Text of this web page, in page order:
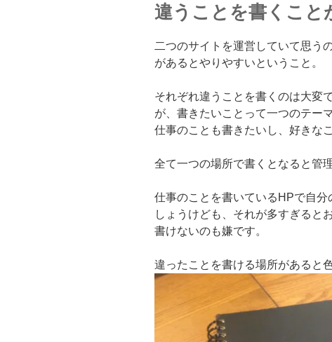
違うことを書くこと
二つのサイトを運営していて思う
があるとやりやすいということ。
それぞれ違うことを書くのは大変で
が、書きたいことって一つのテー
仕事のことも書きたいし、好きな
全て一つの場所で書くとなると管
仕事のことを書いているHPで自
しょうけども、それが多すぎると
書けないのも嫌です。
違ったことを書ける場所があると